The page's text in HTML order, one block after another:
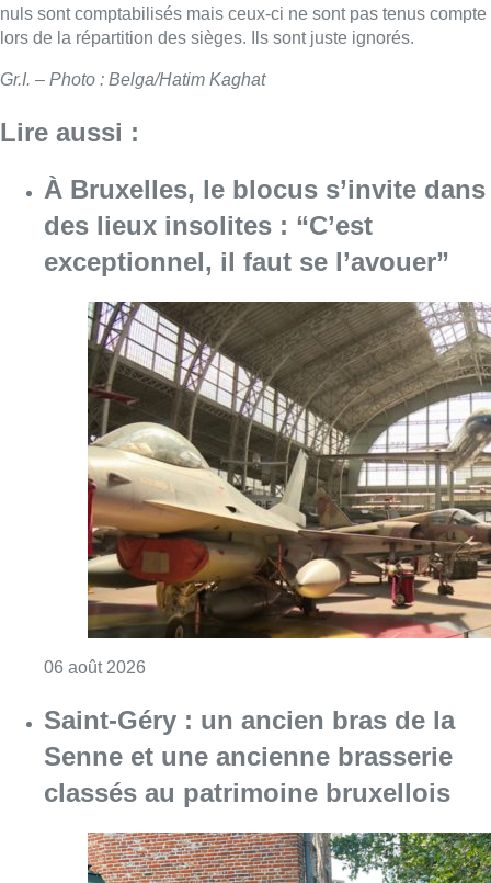
nuls sont comptabilisés mais ceux-ci ne sont pas tenus compte
lors de la répartition des sièges. Ils sont juste ignorés.
Gr.I. – Photo : Belga/Hatim Kaghat
Lire aussi :
À Bruxelles, le blocus s’invite dans
des lieux insolites : “C’est
exceptionnel, il faut se l’avouer”
06 août 2026
Saint-Géry : un ancien bras de la
Senne et une ancienne brasserie
classés au patrimoine bruxellois